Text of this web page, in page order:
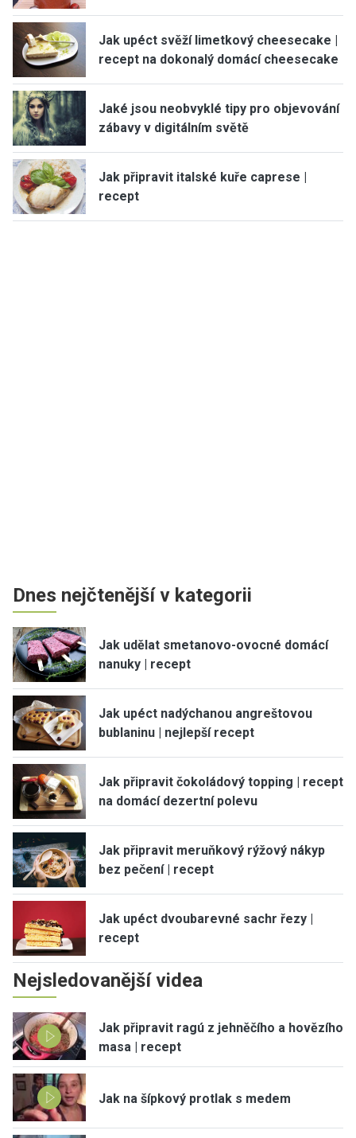
Jak upéct svěží limetkový cheesecake |
recept na dokonalý domácí cheesecake
Jaké jsou neobvyklé tipy pro objevování
zábavy v digitálním světě
Jak připravit italské kuře caprese |
recept
Dnes nejčtenější v kategorii
Jak udělat smetanovo-ovocné domácí
nanuky | recept
Jak upéct nadýchanou angreštovou
bublaninu | nejlepší recept
Jak připravit čokoládový topping | recept
na domácí dezertní polevu
Jak připravit meruňkový rýžový nákyp
bez pečení | recept
Jak upéct dvoubarevné sachr řezy |
recept
Nejsledovanější videa
Jak připravit ragú z jehněčího a hovězího
masa | recept
Jak na šípkový protlak s medem